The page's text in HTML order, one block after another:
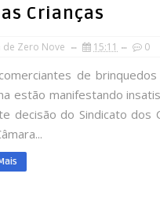
Crianças
de Zero Nove 15:11 0
de
estão manifestando
decisão do Sindicato dos